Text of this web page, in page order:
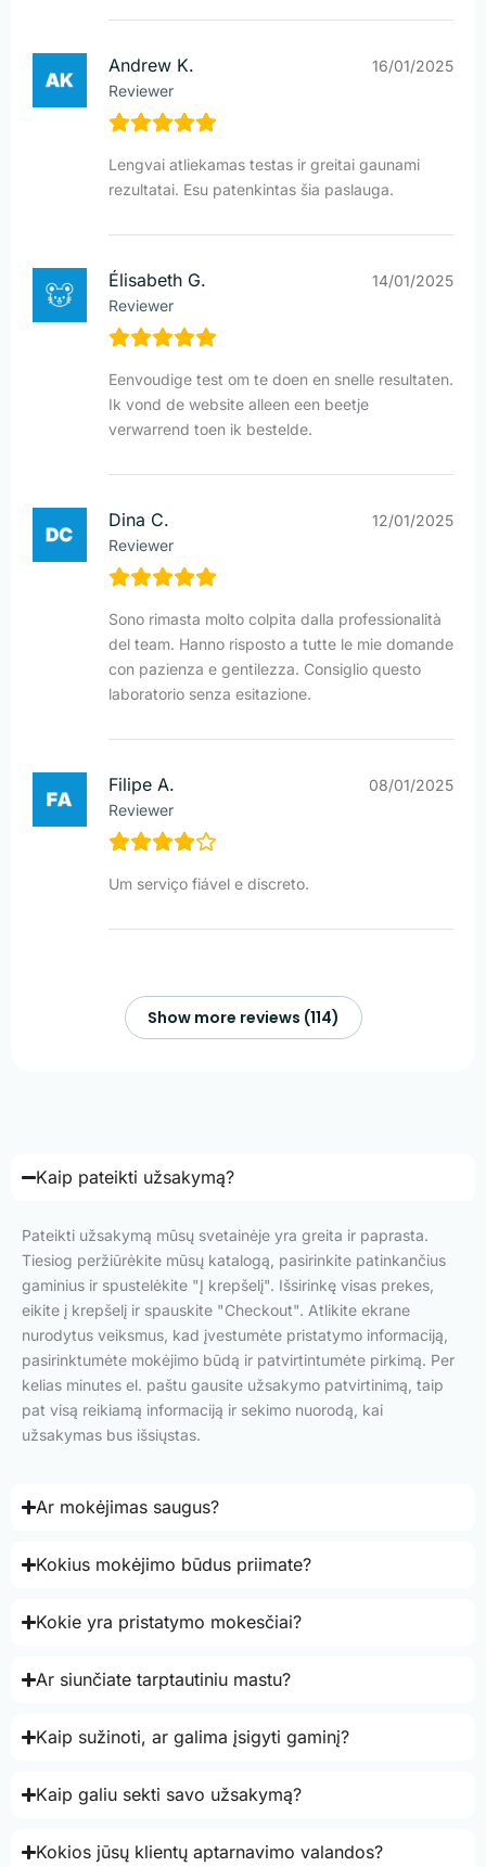
Andrew K.
Reviewer
16/01/2025
Lengvai atliekamas testas ir greitai gaunami
rezultatai. Esu patenkintas šia paslauga.
Élisabeth G.
Reviewer
14/01/2025
Eenvoudige test om te doen en snelle resultaten.
Ik vond de website alleen een beetje
verwarrend toen ik bestelde.
Dina C.
Reviewer
12/01/2025
Sono rimasta molto colpita dalla professionalità
del team. Hanno risposto a tutte le mie domande
con pazienza e gentilezza. Consiglio questo
laboratorio senza esitazione.
Filipe A.
Reviewer
08/01/2025
Um serviço fiável e discreto.
Show more reviews (114)
Kaip pateikti užsakymą?
Pateikti užsakymą mūsų svetainėje yra greita ir paprasta.
Tiesiog peržiūrėkite mūsų katalogą, pasirinkite patinkančius
gaminius ir spustelėkite "Į krepšelį". Išsirinkę visas prekes,
eikite į krepšelį ir spauskite "Checkout". Atlikite ekrane
nurodytus veiksmus, kad įvestumėte pristatymo informaciją,
pasirinktumėte mokėjimo būdą ir patvirtintumėte pirkimą. Per
kelias minutes el. paštu gausite užsakymo patvirtinimą, taip
pat visą reikiamą informaciją ir sekimo nuorodą, kai
užsakymas bus išsiųstas.
Ar mokėjimas saugus?
Kokius mokėjimo būdus priimate?
Kokie yra pristatymo mokesčiai?
Ar siunčiate tarptautiniu mastu?
Kaip sužinoti, ar galima įsigyti gaminį?
Kaip galiu sekti savo užsakymą?
Kokios jūsų klientų aptarnavimo valandos?